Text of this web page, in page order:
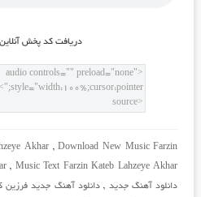
دريافت کد پخش
Akhar ,Download New Music Farzin
, Music Text Farzin Kateb Lahzeye Akhar
دانلود آهنگ جدید ,دانلود آهنگ جدید فرزین